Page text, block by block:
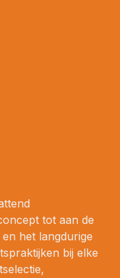
tot aan de
het langdurige
bij elke